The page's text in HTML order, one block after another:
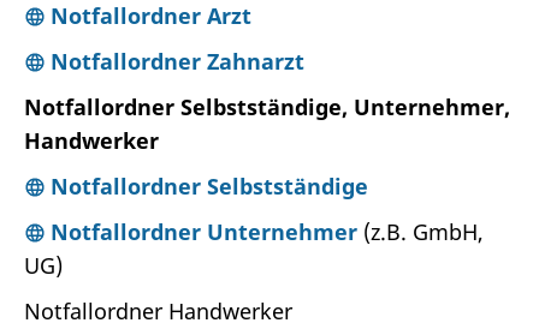
Notfallordner Arzt
Notfallordner Zahnarzt
Notfallordner Selbstständige, Unternehmer,
Handwerker
Notfallordner Selbstständige
Notfallordner Unternehmer(z.B. GmbH,
UG)
Notfallordner Handwerker